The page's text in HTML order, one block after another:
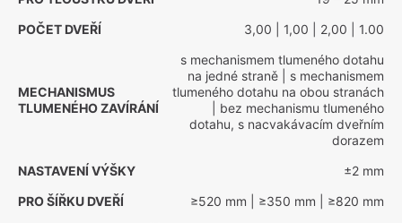
POČET DVEŘÍ
3,00 | 1,00 | 2,00 | 1.00
MECHANISMUS
TLUMENÉHO ZAVÍRÁNÍ
s mechanismem tlumeného dotahu
na jedné straně | s mechanismem
tlumeného dotahu na obou stranách
| bez mechanismu tlumeného
dotahu, s nacvakávacím dveřním
dorazem
NASTAVENÍ VÝŠKY
±2 mm
PRO ŠÍŘKU DVEŘÍ
≥520 mm | ≥350 mm | ≥820 mm